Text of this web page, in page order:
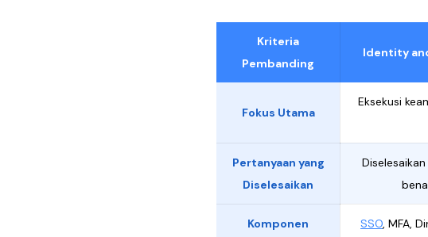
Kriteria
Pembanding
Identity
Fokus Utama
Eksekusi
Pertanyaan yang
Diselesaikan
Komponen
SSO, MFA,